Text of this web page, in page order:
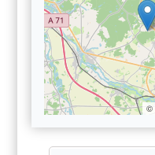
©